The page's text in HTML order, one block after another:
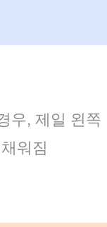
우, 제일 왼
워짐